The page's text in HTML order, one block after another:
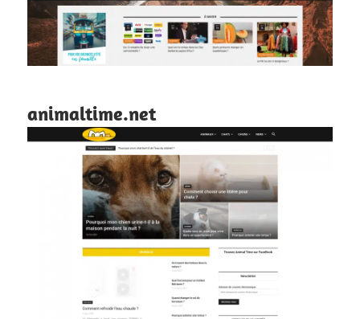
animaltime.net